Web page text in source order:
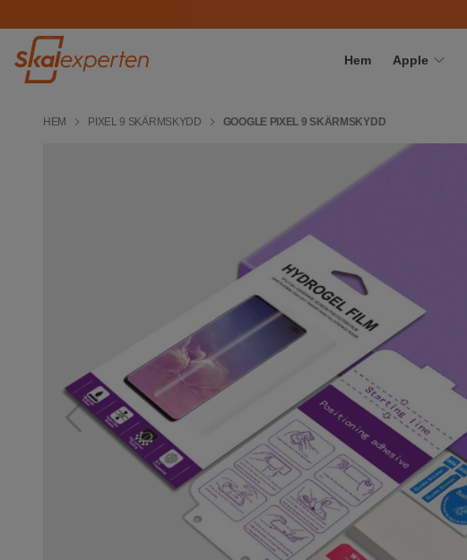
Hem Apple
HEM PIXEL 9 SKÄRMSKYDD GOOGLE PIXEL 9 SKÄRMSKYDD